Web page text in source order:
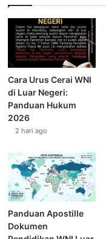
Cara Urus Cerai WNI
di Luar Negeri:
Panduan Hukum
2026
2 hari ago
Panduan Apostille
Dokumen